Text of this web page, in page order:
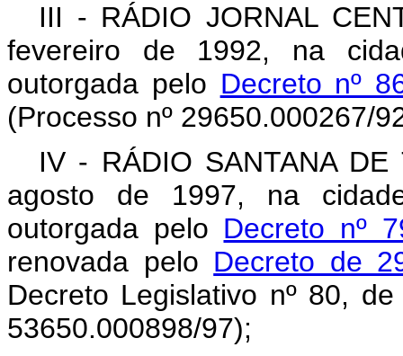
III - RÁDIO JORNAL
fevereiro de 1992, na
outorgada pelo Decreto nº
(Processo nº 29650.000267/
IV - RÁDIO SANTANA
agosto de 1997, na
outorgada pelo Decreto nº
renovada pelo Decreto de
Decreto Legislativo nº 80,
53650.000898/97);